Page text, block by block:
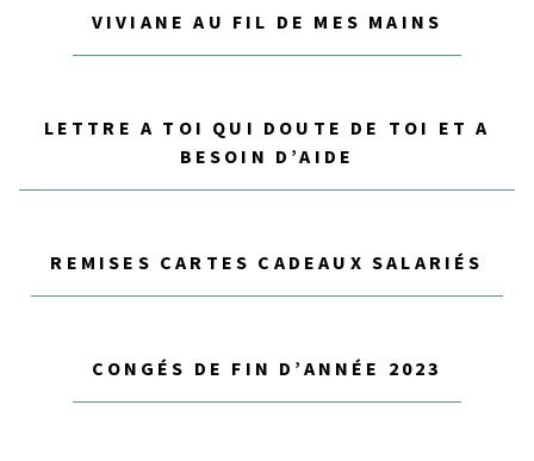
VIVIANE AU FIL DE MES MAINS
LETTRE A TOI QUI DOUTE DE TOI ET A
BESOIN D’AIDE
REMISES CARTES CADEAUX SALARIÉS
CONGÉS DE FIN D’ANNÉE 2023